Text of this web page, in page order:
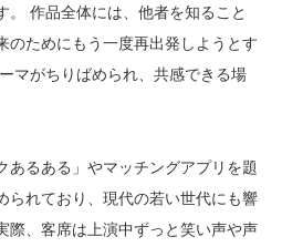
。 作品全体には、他者を知ること
のためにもう一度再出発しようとす
マがちりばめられ、共感できる場
あるある」やマッチングアプリを題
られており、現代の若い世代にも響
、客席は上演中ずっと笑い声や声